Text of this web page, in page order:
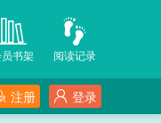
阅读记录
书架
登录
注册